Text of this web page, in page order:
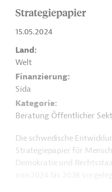
Strategiepapier
15.05.2024
Land
Welt
Finanzierung
Sida
Kategorie
Beratung Öffentlicher
Die schwedische
Strategiepapier für
Demokratie und